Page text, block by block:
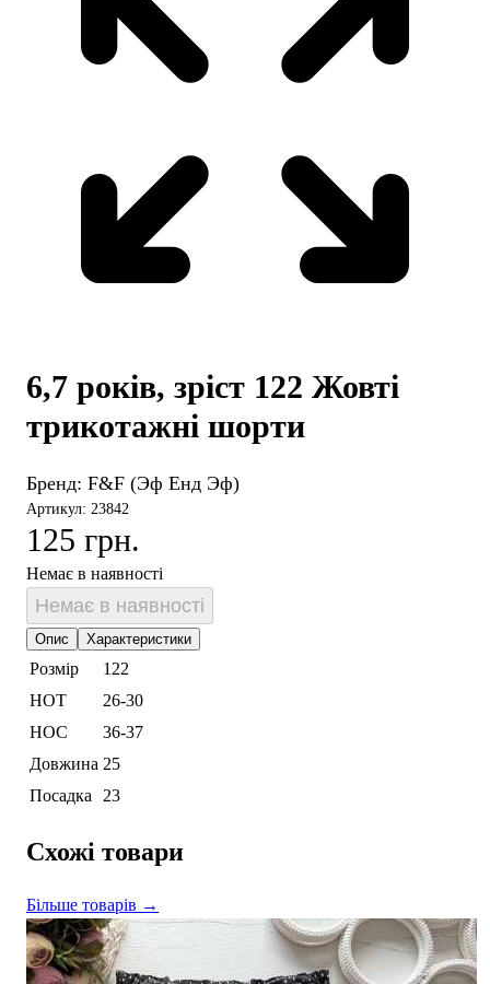
6,7 років, зріст 122 Жовті
трикотажні шорти
Бренд: F&F (Эф Енд Эф)
Артикул: 23842
125 грн.
Немає в наявності
Немає в наявності
Опис Характеристики
Розмір
122
НОТ
26-30
НОС
36-37
Довжина 25
Посадка
23
Схожі товари
Більше товарів →